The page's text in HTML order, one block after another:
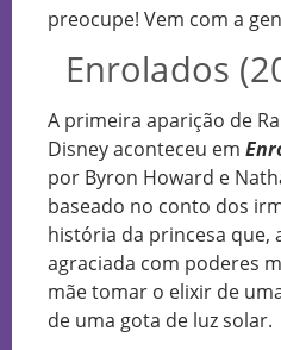
preocupe! Vem com a
Enrolados
A primeira aparição de
Disney aconteceu em
por Byron Howard e
baseado no conto dos
história da princesa que,
agraciada com poderes
mãe tomar o elixir de
de uma gota de luz solar.